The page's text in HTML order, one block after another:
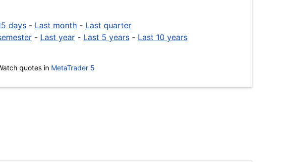
days - Last month - Last quarter
- Last year - Last 5 years - Last 10 years
quotes in MetaTrader 5